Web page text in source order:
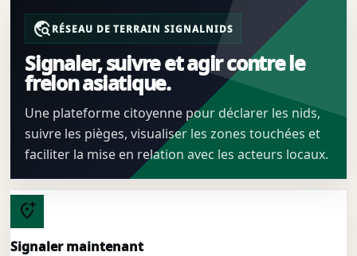
travel_exploreRÉSEAU DE TERRAIN SIGNALNIDS
Signaler, suivre et agir contre le
frelon asiatique.
Une plateforme citoyenne pour déclarer les nids,
suivre les pièges, visualiser les zones touchées et
faciliter la mise en relation avec les acteurs locaux.
add_location_alt
Signaler maintenant